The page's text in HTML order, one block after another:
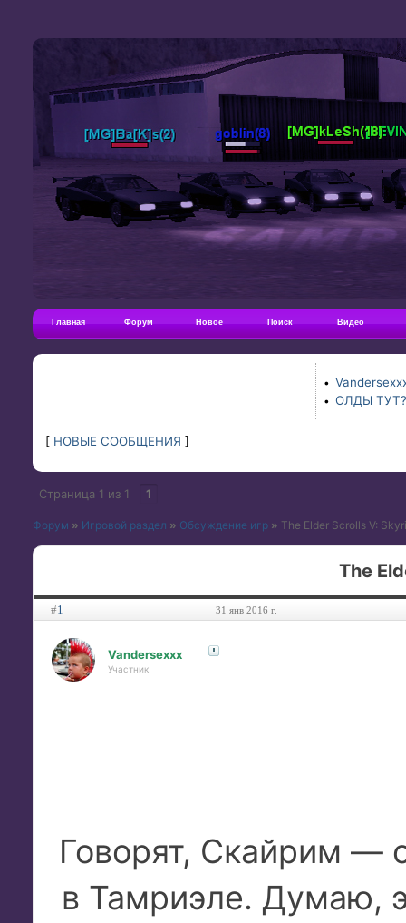
Главная Форум Новое Поиск Видео
•
• ОЛДЫ
[ НОВЫЕ СООБЩЕНИЯ ]
Страница 1 из 1 1
Форум » Игровой раздел » Обсуждение игр » The Elder Scrolls V:
The
#1 31 янв 2016 г.
Vandersexxx
Участник
Говорят, Скайрим —
в Тамриэле. Думаю,